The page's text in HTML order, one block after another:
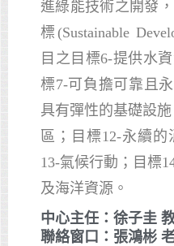
進綠能技術之開發
標(Sustainable
目之目標6-提供水
標7-可負擔可靠且
具有彈性的基礎設
區；目標12-永續
13-氣候行動；目標
及海洋資源。
中心主任：徐子圭
聯絡窗口：張鴻彬